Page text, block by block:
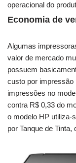
operacional do
Economia de
Algumas
valor de mercado
possuem
custo por impressão
impressões no
contra R$ 0,33 do
o modelo HP utiliza-
por Tanque de